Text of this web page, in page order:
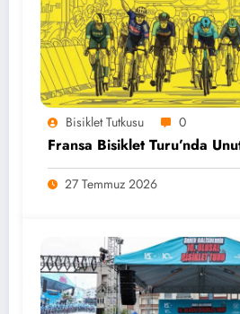
Bisiklet Tutkusu 0
Fransa Bisiklet Turu’nda
27 Temmuz 2026